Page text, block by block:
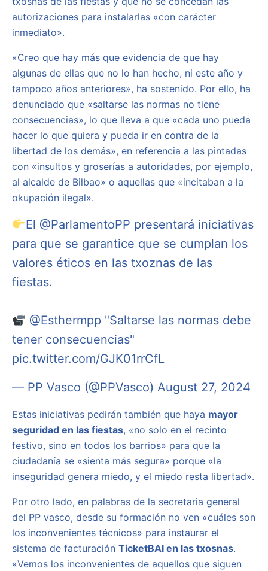
autorizaciones para instalarlas «con carácter
inmediato».
«Creo que hay más que evidencia de que hay
algunas de ellas que no lo han hecho, ni este año y
tampoco años anteriores», ha sostenido. Por ello, ha
denunciado que «saltarse las normas no tiene
consecuencias», lo que lleva a que «cada uno pueda
hacer lo que quiera y pueda ir en contra de la
libertad de los demás», en referencia a las pintadas
con «insultos y groserías a autoridades, por ejemplo,
al alcalde de Bilbao» o aquellas que «incitaban a la
okupación ilegal».
El @ParlamentoPP presentará iniciativas
para que se garantice que se cumplan los
valores éticos en las txoznas de las
fiestas.
@Esthermpp "Saltarse las normas debe
tener consecuencias"
pic.twitter.com/GJK01rrCfL
— PP Vasco (@PPVasco) August 27, 2024
Estas iniciativas pedirán también que haya mayor
seguridad en las fiestas, «no solo en el recinto
festivo, sino en todos los barrios» para que la
ciudadanía se «sienta más segura» porque «la
inseguridad genera miedo, y el miedo resta libertad».
Por otro lado, en palabras de la secretaria general
del PP vasco, desde su formación no ven «cuáles son
los inconvenientes técnicos» para instaurar el
sistema de facturación TicketBAI en las txosnas.
«Vemos los inconvenientes de aquellos que siguen